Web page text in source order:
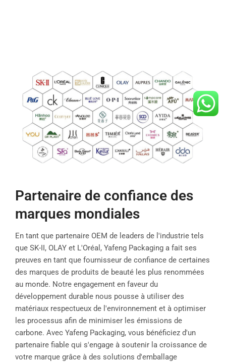
Partenaire de confiance des
marques mondiales
En tant que partenaire OEM de leaders de l'industrie tels
que SK-II, OLAY et L'Oréal, Yafeng Packaging a fait ses
preuves en tant que fournisseur de confiance de certaines
des marques de produits de beauté les plus renommées
au monde. Notre engagement en faveur du
développement durable nous pousse à utiliser des
matériaux respectueux de l'environnement et à optimiser
les processus afin de minimiser les émissions de
carbone. Avec Yafeng Packaging, vous bénéficiez d'un
partenaire fiable qui s'engage à soutenir la croissance de
votre marque grâce à des solutions d'emballage